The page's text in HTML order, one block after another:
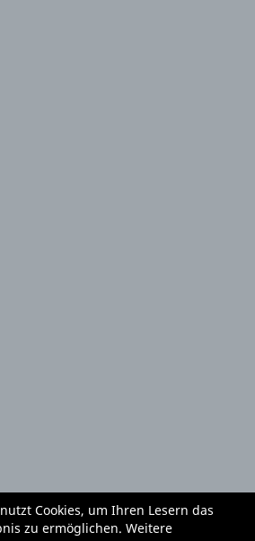
E-Roller
Fahrräder
Bekleidung Mietgeräte
Cookies, um Ihren Lesern das
zu ermöglichen. Weitere